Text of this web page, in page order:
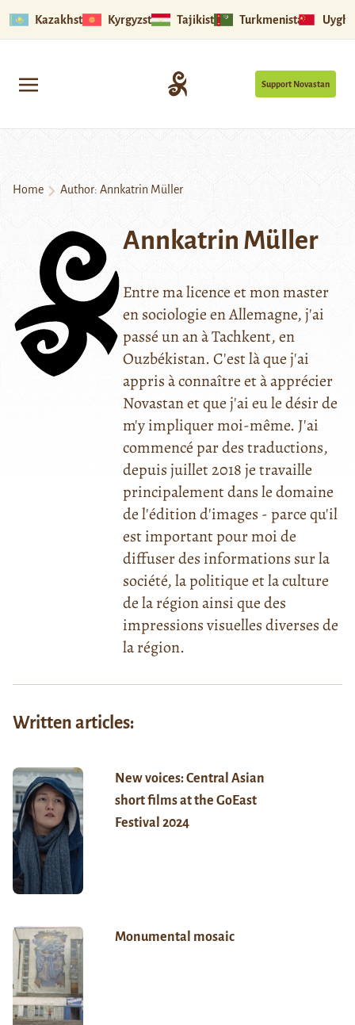
Kazakhstan Kyrgyzstan Tajikistan Turkmenistan
Support Novastan
Home Author: Annkatrin Müller
Annkatrin Müller
Entre ma licence et mon master
en sociologie en Allemagne, j'ai
passé un an à Tachkent, en
Ouzbékistan. C'est là que j'ai
appris à connaître et à apprécier
Novastan et que j'ai eu le désir de
m'y impliquer moi-même. J'ai
commencé par des traductions,
depuis juillet 2018 je travaille
principalement dans le domaine
de l'édition d'images - parce qu'il
est important pour moi de
diffuser des informations sur la
société, la politique et la culture
de la région ainsi que des
impressions visuelles diverses de
la région.
Written articles:
New voices: Central Asian
short films at the GoEast
Festival 2024
Monumental mosaic